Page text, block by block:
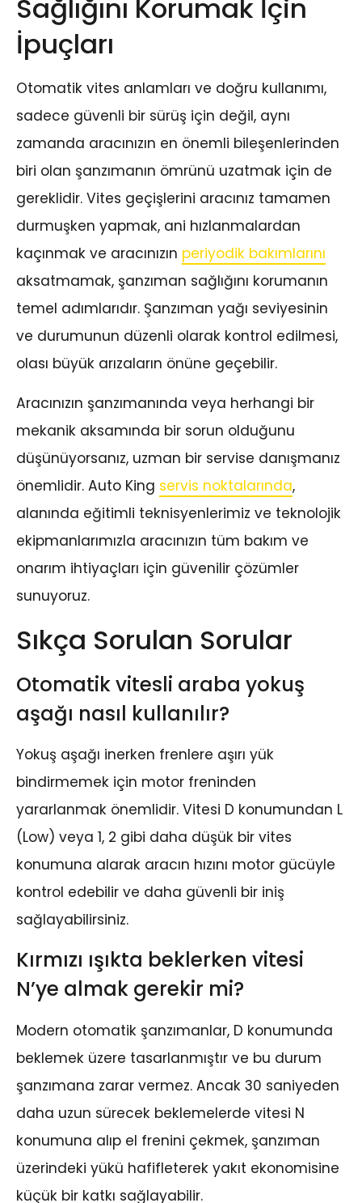
Sağlığını Korumak İçin
İpuçları
Otomatik vites anlamları ve doğru kullanımı,
sadece güvenli bir sürüş için değil, aynı
zamanda aracınızın en önemli bileşenlerinden
biri olan şanzımanın ömrünü uzatmak için de
gereklidir. Vites geçişlerini aracınız tamamen
durmuşken yapmak, ani hızlanmalardan
kaçınmak ve aracınızın periyodik bakımlarını
aksatmamak, şanzıman sağlığını korumanın
temel adımlarıdır. Şanzıman yağı seviyesinin
ve durumunun düzenli olarak kontrol edilmesi,
olası büyük arızaların önüne geçebilir.
Aracınızın şanzımanında veya herhangi bir
mekanik aksamında bir sorun olduğunu
düşünüyorsanız, uzman bir servise danışmanız
önemlidir. Auto King servis noktalarında,
alanında eğitimli teknisyenlerimiz ve teknolojik
ekipmanlarımızla aracınızın tüm bakım ve
onarım ihtiyaçları için güvenilir çözümler
sunuyoruz.
Sıkça Sorulan Sorular
Otomatik vitesli araba yokuş
aşağı nasıl kullanılır?
Yokuş aşağı inerken frenlere aşırı yük
bindirmemek için motor freninden
yararlanmak önemlidir. Vitesi D konumundan L
(Low) veya 1, 2 gibi daha düşük bir vites
konumuna alarak aracın hızını motor gücüyle
kontrol edebilir ve daha güvenli bir iniş
sağlayabilirsiniz.
Kırmızı ışıkta beklerken vitesi
N’ye almak gerekir mi?
Modern otomatik şanzımanlar, D konumunda
beklemek üzere tasarlanmıştır ve bu durum
şanzımana zarar vermez. Ancak 30 saniyeden
daha uzun sürecek beklemelerde vitesi N
konumuna alıp el frenini çekmek, şanzıman
üzerindeki yükü hafifleterek yakıt ekonomisine
küçük bir katkı sağlayabilir.